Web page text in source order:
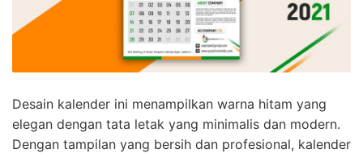
Desain kalender ini menampilkan warna hitam yang
elegan dengan tata letak yang minimalis dan modern.
Dengan tampilan yang bersih dan profesional, kalender